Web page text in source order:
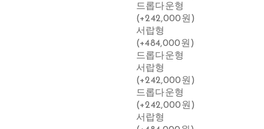
드롭다운형
(+242,000원)
서랍형
(+484,000원)
드롭다운형
서랍형
(+242,000원)
드롭다운형
(+242,000원)
서랍형